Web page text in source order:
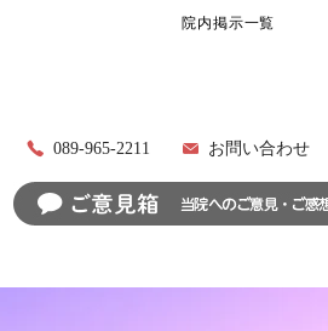
院内掲示一覧
089-965-2211 お問い合わせ